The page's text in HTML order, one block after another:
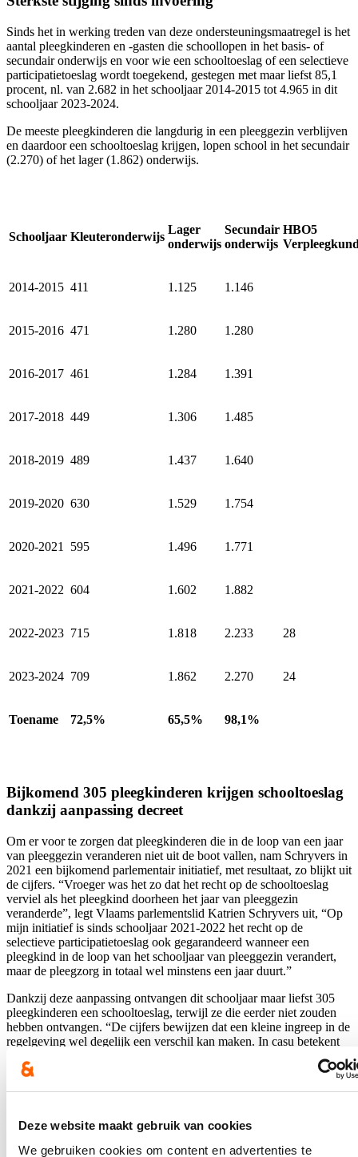
Deze website maakt gebruik van cookies
We gebruiken cookies om content en advertenties te
Sinds het in werking treden van deze ondersteuningsmaatregel is het
aantal pleegkinderen en -gasten die schoollopen in het basis- of
secundair onderwijs en voor wie een schooltoeslag of een selectieve
participatietoeslag wordt toegekend, gestegen met maar liefst 85,1
procent, nl. van 2.682 in het schooljaar 2014-2015 tot 4.965 in dit
schooljaar 2023-2024.
De meeste pleegkinderen die langdurig in een pleeggezin verblijven
en daardoor een schooltoeslag krijgen, lopen school in het secundair
(2.270) of het lager (1.862) onderwijs.
Schooljaar Kleuteronderwijs
Lager
onderwijs
Secundair
onderwijs
HBO5
2014-2015 411 1.125 1.146
2015-2016 471 1.280 1.280
2016-2017 461 1.284 1.391
2017-2018 449 1.306 1.485
2018-2019 489 1.437 1.640
2019-2020 630 1.529 1.754
2020-2021 595 1.496 1.771
2021-2022 604 1.602 1.882
2022-2023 715 1.818 2.233 28
2023-2024 709 1.862 2.270 24
Toename 72,5% 65,5% 98,1%
Bijkomend 305 pleegkinderen krijgen schooltoeslag
dankzij aanpassing decreet
Om er voor te zorgen dat pleegkinderen die in de loop van een jaar
van pleeggezin veranderen niet uit de boot vallen, nam Schryvers in
2021 een bijkomend parlementair initiatief, met resultaat, zo blijkt uit
de cijfers. “Vroeger was het zo dat het recht op de schooltoeslag
verviel als het pleegkind doorheen het jaar van pleeggezin
veranderde”, legt Vlaams parlementslid Katrien Schryvers uit, “Op
mijn initiatief is sinds schooljaar 2021-2022 het recht op de
selectieve participatietoeslag ook gegarandeerd wanneer een
pleegkind in de loop van het schooljaar van pleeggezin verandert,
maar de pleegzorg in totaal wel minstens een jaar duurt.”
Dankzij deze aanpassing ontvangen dit schooljaar maar liefst 305
pleegkinderen een schooltoeslag, terwijl ze die eerder niet zouden
hebben ontvangen. “De cijfers bewijzen dat een kleine ingreep in de
regelgeving wel degelijk een verschil kan maken. In casu betekent
dit een daadwerkelijk verschil voor al deze pleegkinderen en de
gezinnen waarin ze worden opgevangen. In totaal zorgde deze
openstellen voor kinderen en jongeren in moeilijke thuissituaties